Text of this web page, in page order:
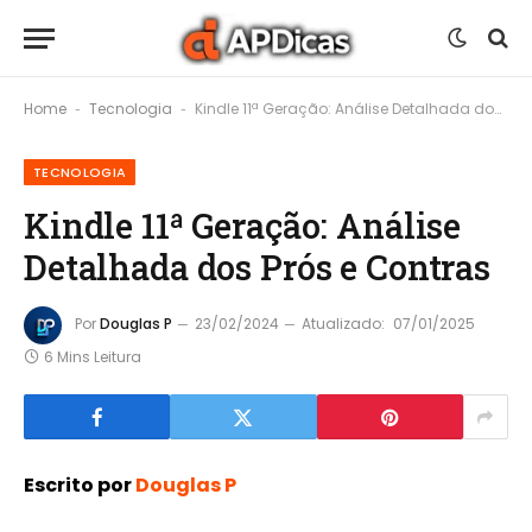
Home - Tecnologia - Kindle 11ª Geração: Análise Detalhada dos Prós e Contras
TECNOLOGIA
Kindle 11ª Geração: Análise
Detalhada dos Prós e Contras
PorDouglas P 23/02/2024 Atualizado: 07/01/2025
6 Mins Leitura
Escrito porDouglas P